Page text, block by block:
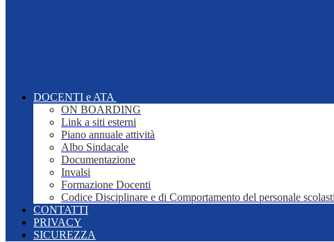
DOCENTI e ATA
ON BOARDING
Link a siti esterni
Piano annuale attività
Albo Sindacale
Documentazione
Invalsi
Formazione Docenti
Codice Disciplinare e di Comportamento del personale
CONTATTI
PRIVACY
SICUREZZA